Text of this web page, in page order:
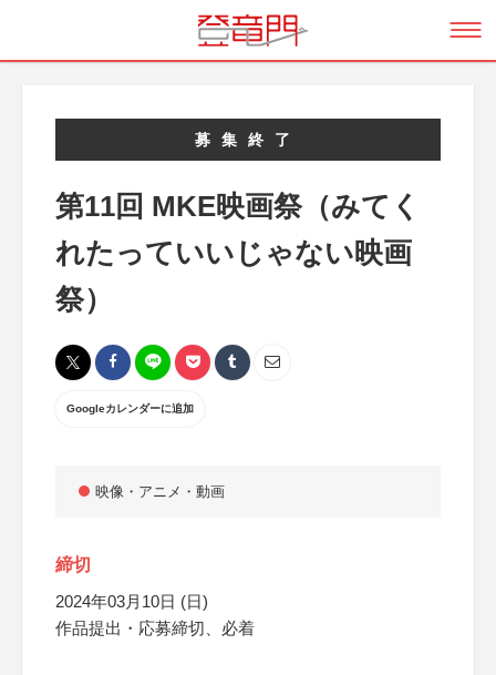
募集終了
第11回 MKE映画祭（みてく
れたっていいじゃない映画
祭）
Googleカレンダーに追加
映像・アニメ・動画
締切
2024年03月10日 (日)
作品提出・応募締切、必着